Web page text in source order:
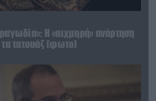
Η «αιχμηρή» ανάρτηση
τατουάζ (φωτο)